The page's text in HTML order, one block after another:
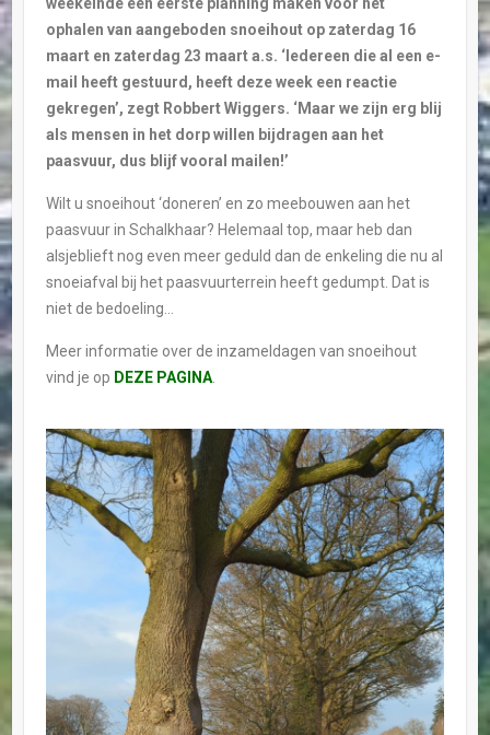
ophalen van aangeboden snoeihout op zaterdag 16
maart en zaterdag 23 maart a.s. ‘Iedereen die al een e-
mail heeft gestuurd, heeft deze week een reactie
gekregen’, zegt Robbert Wiggers. ‘Maar we zijn erg blij
als mensen in het dorp willen bijdragen aan het
paasvuur, dus blijf vooral mailen!’
Wilt u snoeihout ‘doneren’ en zo meebouwen aan het
paasvuur in Schalkhaar? Helemaal top, maar heb dan
alsjeblieft nog even meer geduld dan de enkeling die nu al
snoeiafval bij het paasvuurterrein heeft gedumpt. Dat is
niet de bedoeling…
Meer informatie over de inzameldagen van snoeihout
vind je op DEZE PAGINA.